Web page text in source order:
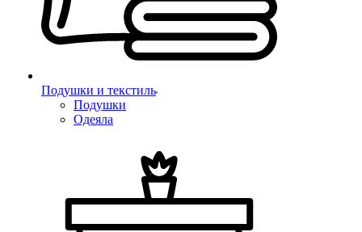
Подушки и текстиль
Подушки
Одеяла